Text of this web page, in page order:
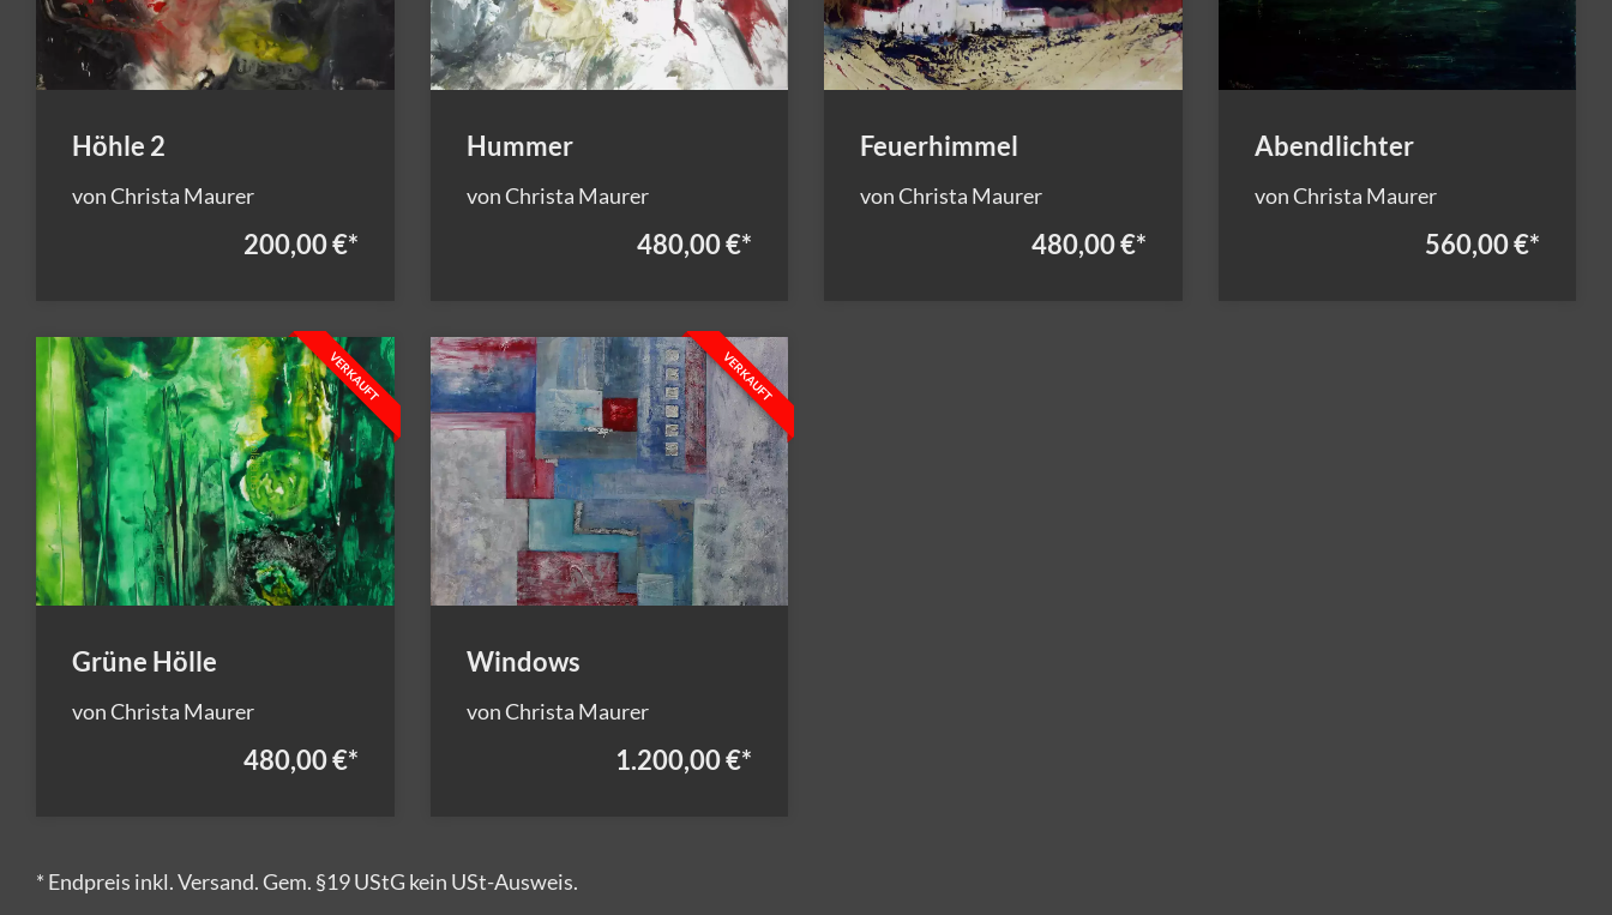
Höhle 2
von Christa Maurer
200,00 €*
Hummer
von Christa Maurer
480,00 €*
Feuerhimmel
von Christa Maurer
480,00 €*
Abendlichter
von Christa Maurer
560,00 €*
VERKAUFT
Grüne Hölle
von Christa Maurer
480,00 €*
VERKAUFT
Windows
von Christa Maurer
1.200,00 €*
* Endpreis inkl. Versand. Gem. §19 UStG kein USt-Ausweis.